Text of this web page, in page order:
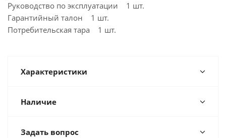
Руководство по эксплуатации 1 шт.
Гарантийный талон 1 шт.
Потребительская тара 1 шт.
Характеристики
Наличие
Задать вопрос